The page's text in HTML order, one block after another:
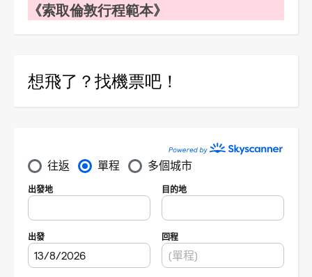
《索取倫敦行程範本》
想飛了？找機票吧！